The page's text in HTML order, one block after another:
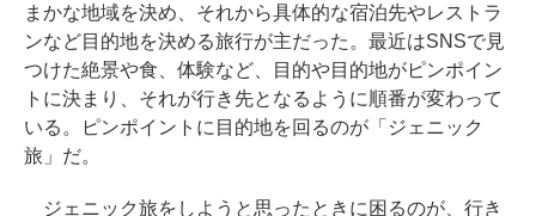
まかな地域を決め、それから具体的な宿泊先やレストラ
ンなど目的地を決める旅行が主だった。最近はSNSで見
つけた絶景や食、体験など、目的や目的地がピンポイン
トに決まり、それが行き先となるように順番が変わって
いる。ピンポイントに目的地を回るのが「ジェニック
旅」だ。
ジェニック旅をしようと思ったときに困るのが、行き